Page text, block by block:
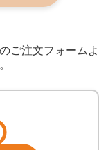
ご注文フォームよ